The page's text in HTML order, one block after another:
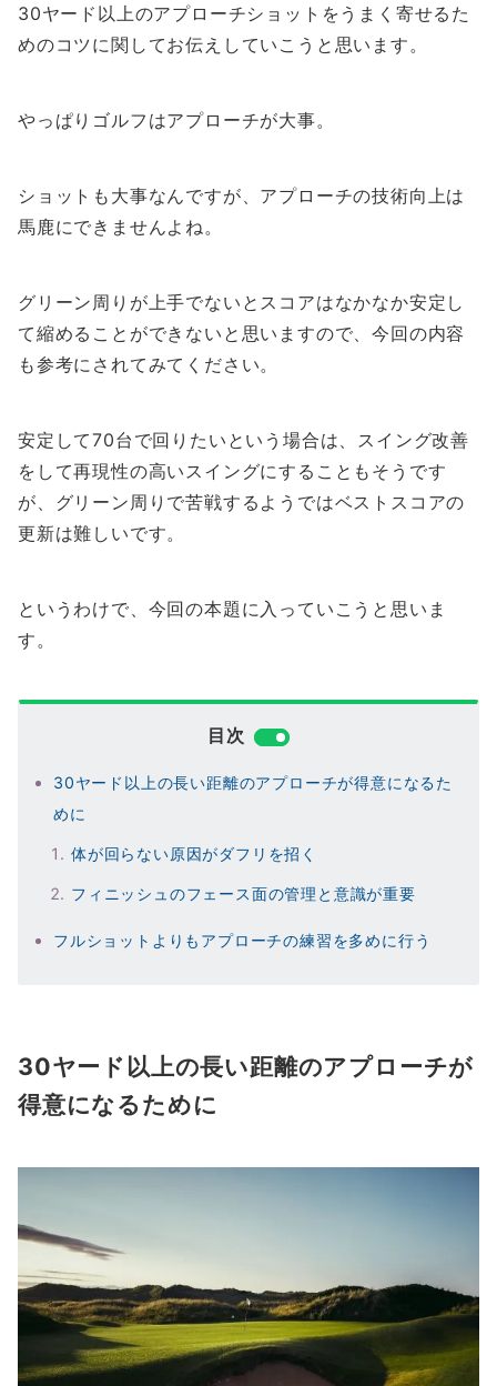
30ヤード以上のアプローチショットをうまく寄せるた
めのコツに関してお伝えしていこうと思います。
やっぱりゴルフはアプローチが大事。
ショットも大事なんですが、アプローチの技術向上は
馬鹿にできませんよね。
グリーン周りが上手でないとスコアはなかなか安定し
て縮めることができないと思いますので、今回の内容
も参考にされてみてください。
安定して70台で回りたいという場合は、スイング改善
をして再現性の高いスイングにすることもそうです
が、グリーン周りで苦戦するようではベストスコアの
更新は難しいです。
というわけで、今回の本題に入っていこうと思いま
す。
目次
30ヤード以上の長い距離のアプローチが得意になるた
めに
体が回らない原因がダフリを招く
フィニッシュのフェース面の管理と意識が重要
フルショットよりもアプローチの練習を多めに行う
30ヤード以上の長い距離のアプローチが
得意になるために